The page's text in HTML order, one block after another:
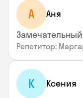
А Аня
Репетитор:
К Ксения